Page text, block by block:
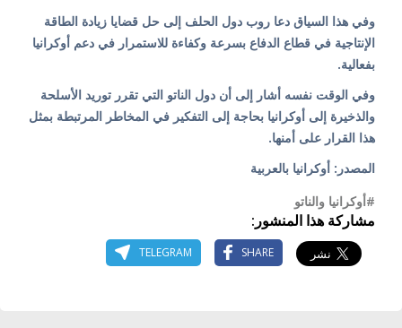
وفي هذا السياق دعا روب دول الحلف إلى حل قضايا زيادة الطاقة
الإنتاجية في قطاع الدفاع بسرعة وكفاءة للاستمرار في دعم أوكرانيا
بفعالية.
وفي الوقت نفسه أشار إلى أن دول الناتو التي تقرر توريد الأسلحة
والذخيرة إلى أوكرانيا بحاجة إلى التفكير في المخاطر المرتبطة بمثل
هذا القرار على أمنها.
المصدر: أوكرانيا بالعربية
#أوكرانيا والناتو
مشاركة هذا المنشور:
SHARE
TELEGRAM